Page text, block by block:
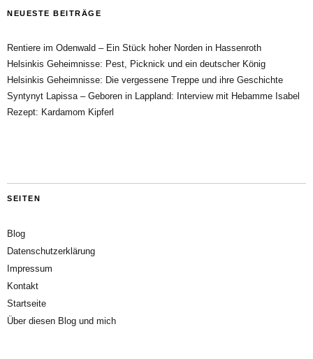
NEUESTE BEITRÄGE
Rentiere im Odenwald – Ein Stück hoher Norden in Hassenroth
Helsinkis Geheimnisse: Pest, Picknick und ein deutscher König
Helsinkis Geheimnisse: Die vergessene Treppe und ihre Geschichte
Syntynyt Lapissa – Geboren in Lappland: Interview mit Hebamme Isabel
Rezept: Kardamom Kipferl
SEITEN
Blog
Datenschutzerklärung
Impressum
Kontakt
Startseite
Über diesen Blog und mich